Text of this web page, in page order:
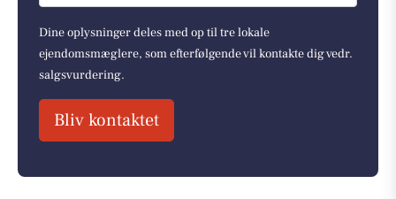
Dine oplysninger deles med op til tre lokale
ejendomsmæglere, som efterfølgende vil kontakte dig vedr.
salgsvurdering.
Bliv kontaktet